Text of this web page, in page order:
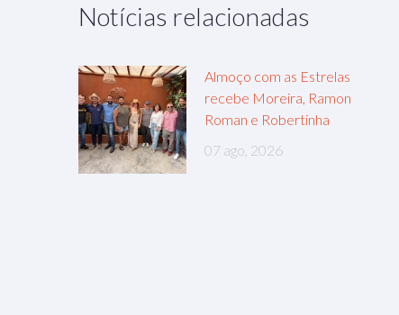
Notícias relacionadas
Almoço com as Estrelas
recebe Moreira, Ramon
Roman e Robertinha
07 ago, 2026